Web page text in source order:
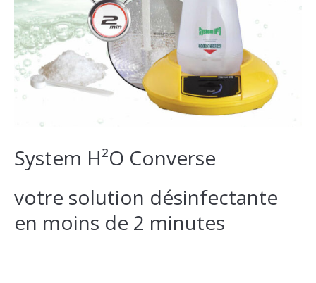
System H²O Converse
votre solution désinfectante
en moins de 2 minutes